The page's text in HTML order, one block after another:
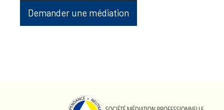
Demander une médiation